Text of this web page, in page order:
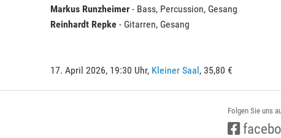
Markus Runzheimer - Bass, Percussion, Gesang
Reinhardt Repke - Gitarren, Gesang
17. April 2026, 19:30 Uhr, Kleiner Saal, 35,80 €
Folgen Sie uns